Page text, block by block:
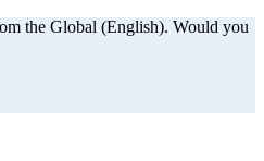
the Global (English). Would you